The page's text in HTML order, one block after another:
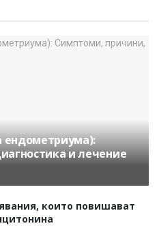
ендометриума):
и лечение
които повишават